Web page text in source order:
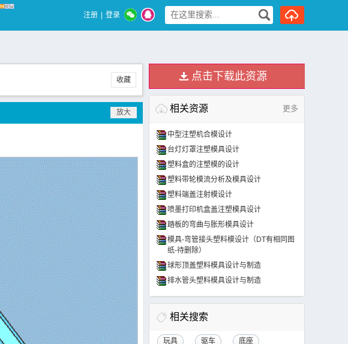
注册 登录
收藏 点击下载此资源
相关资源 更多
中型注塑机合模设计
台灯灯罩注塑模具设计
塑料盒的注塑模的设计
塑料带轮模流分析及模具设计
塑料端盖注射模设计
喷墨打印机盒盖注塑模具设计
踏板的弯曲与胀形模具设计
模具-弯管接头塑料模设计（DT有相同图
纸-待删除）
球形顶盖塑料模具设计与制造
排水管头塑料模具设计与制造
相关搜索
玩具 驱车 底座